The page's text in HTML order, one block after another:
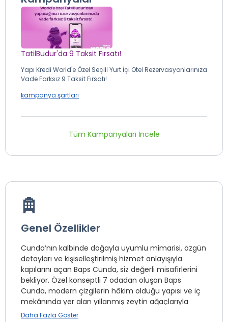
TatilBudur'da 9 Taksit Fırsatı!
Yapı Kredi World'e Özel Seçili Yurt İçi Otel Rezervasyonlarınıza
Vade Farksız 9 Taksit Fırsatı!
kampanya şartları
Tüm Kampanyaları İncele
Genel Özellikler
Cunda’nın kalbinde doğayla uyumlu mimarisi, özgün
detayları ve kişiselleştirilmiş hizmet anlayışıyla
kapılarını açan Baps Cunda, siz değerli misafirlerini
bekliyor. Özel konseptli 7 odadan oluşan Baps
Cunda, modern çizgilerin hâkim olduğu yapısı ve iç
mekânında yer alan yıllanmış zeytin ağaçlarıyla
doğayla iç içe bir deneyim sunuyor.Pilates ve yoga
Daha Fazla Göster